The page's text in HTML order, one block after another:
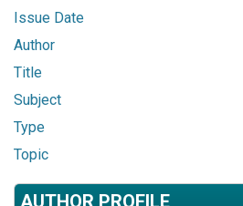
Issue Date
Author
Title
Subject
Type
Topic
AUTHOR PROFILE